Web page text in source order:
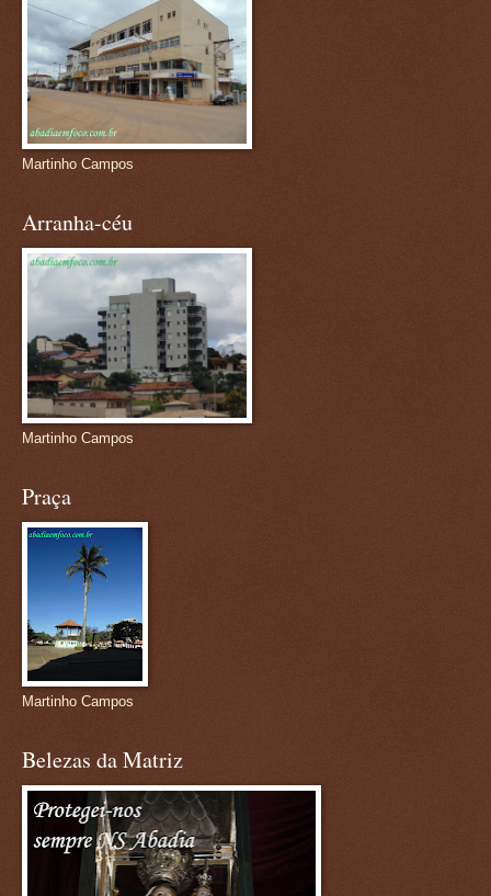
Martinho Campos
Arranha-céu
Martinho Campos
Praça
Martinho Campos
Belezas da Matriz